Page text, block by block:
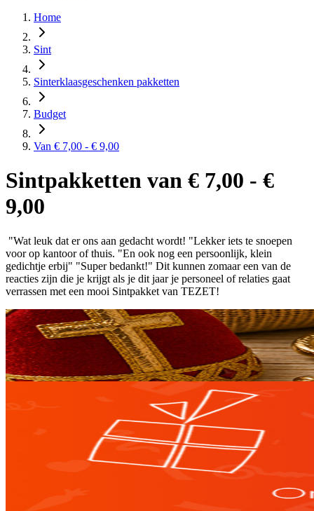
Home
Sint
Sinterklaasgeschenken pakketten
Budget
Van € 7,00 - € 9,00
Sintpakketten van € 7,00 - €
9,00
"Wat leuk dat er ons aan gedacht wordt! "Lekker iets te snoepen
voor op kantoor of thuis. "En ook nog een persoonlijk, klein
gedichtje erbij" "Super bedankt!" Dit kunnen zomaar een van de
reacties zijn die je krijgt als je dit jaar je personeel of relaties gaat
verrassen met een mooi Sintpakket van TEZET!